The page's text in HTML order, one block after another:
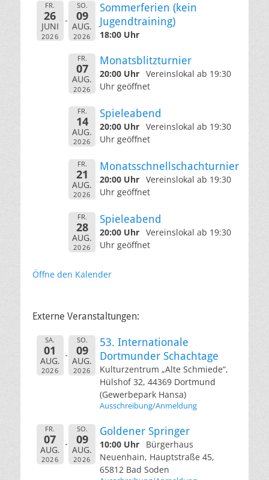
FR.
26
JUNI
2026
SO.
09
AUG.
2026
Sommerferien (kein
Jugendtraining)
18:00 Uhr
FR.
07
AUG.
2026
Monatsblitzturnier
20:00 Uhr Vereinslokal ab 19:30
Uhr geöffnet
FR.
14
AUG.
2026
Spieleabend
20:00 Uhr Vereinslokal ab 19:30
Uhr geöffnet
FR.
21
AUG.
2026
Monatsschnellschachturnier
20:00 Uhr Vereinslokal ab 19:30
Uhr geöffnet
FR.
28
AUG.
2026
Spieleabend
20:00 Uhr Vereinslokal ab 19:30
Uhr geöffnet
Öffne den Kalender
Externe Veranstaltungen:
SA.
01
AUG.
2026
SO.
09
AUG.
2026
53. Internationale
Dortmunder Schachtage
Kulturzentrum „Alte Schmiede“,
Hülshof 32, 44369 Dortmund
(Gewerbepark Hansa)
Ausschreibung/Anmeldung
FR.
07
AUG.
2026
SO.
09
AUG.
2026
Goldener Springer
10:00 Uhr
Bürgerhaus
Neuenhain, Hauptstraße 45,
65812 Bad Soden